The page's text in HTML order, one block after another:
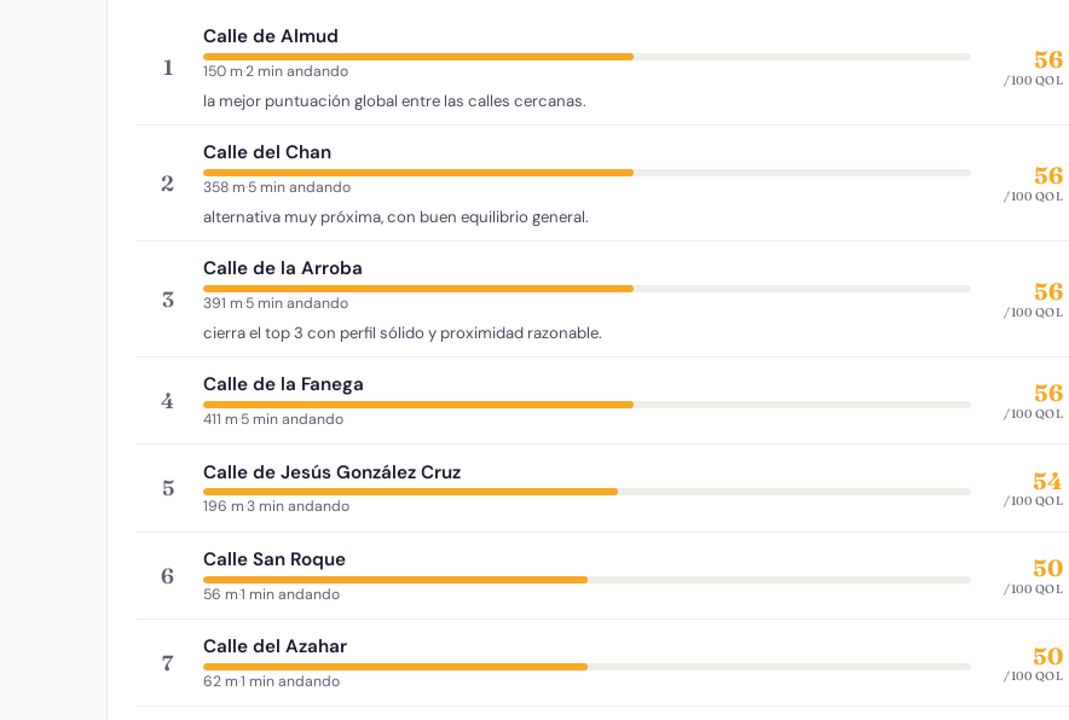
1
Calle de Almud
150 m·2 min andando
la mejor puntuación global entre las calles cercanas.
56
/100 QOL
2
Calle del Chan
358 m·5 min andando
alternativa muy próxima, con buen equilibrio general.
56
/100 QOL
3
Calle de la Arroba
391 m·5 min andando
cierra el top 3 con perfil sólido y proximidad razonable.
56
/100 QOL
4
Calle de la Fanega
411 m·5 min andando
56
/100 QOL
5
Calle de Jesús González Cruz
196 m·3 min andando
54
/100 QOL
6
Calle San Roque
56 m·1 min andando
50
/100 QOL
7
Calle del Azahar
62 m·1 min andando
50
/100 QOL